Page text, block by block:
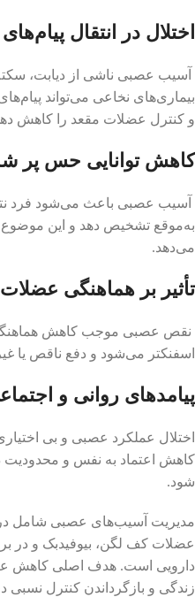
اختلال در انتقال
آسیب عصبی ناشی از دیابت،
بیماری‌های نخاعی می‌تواند
و کنترل عضلات مقعد را کاهش
کاهش توانایی حس پر
آسیب عصبی باعث می‌شود فرد
به‌موقع تشخیص دهد و این
می‌دهد.
تأثیر بر هماهنگی
نقص عصبی موجب کاهش
اسفنکتر می‌شود و دفع ناقص یا
پیامدهای روانی و
اختلال عملکرد عصبی و بی
کاهش اعتماد به نفس و محدودیت
شود.
مدیریت آسیب‌های عصبی شامل
عضلات کف لگن، بیوفیدبک و در
دارویی است. هدف اصلی کاهش
زندگی و بازگرداندن کنترل نسبی